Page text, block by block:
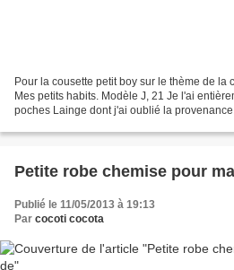
Pour la cousette petit boy sur le thème de la
Mes petits habits. Modèle J, 21 Je l'ai
poches Lainge dont j'ai oublié la
Petite robe chemise pour
Publié le 11/05/2013 à 19:13
Par cocoti cocota